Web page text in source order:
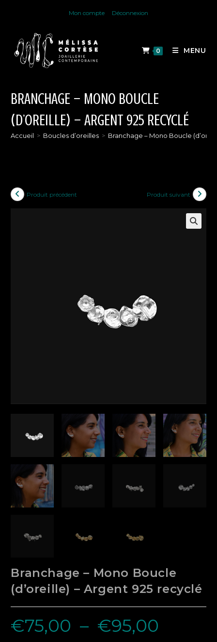
Mon compte Déconnexion
0 MENU
BRANCHAGE – MONO BOUCLE
(D’OREILLE) – ARGENT 925 RECYCLÉ
Accueil > Boucles d’oreilles > Branchage – Mono Boucle
Produit précédent Produit suivant
Branchage – Mono Boucle
(d’oreille) – Argent 925 recyclé
€75,00 – €95,00